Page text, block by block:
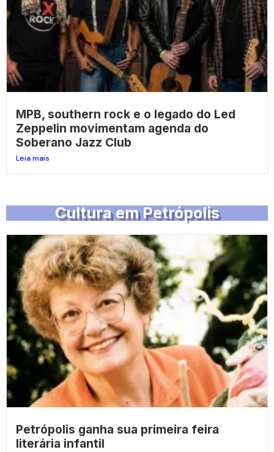
MPB, southern rock e o legado do Led
Zeppelin movimentam agenda do
Soberano Jazz Club
Leia mais
Cultura em Petrópolis
Petrópolis ganha sua primeira feira
literária infantil